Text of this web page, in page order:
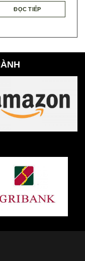
ĐỌC TIẾP